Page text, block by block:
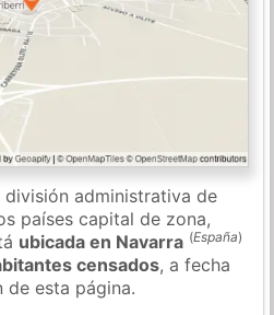
división administrativa de
países capital de zona,
ubicada en Navarra (España)
censados, a fecha
de esta página.